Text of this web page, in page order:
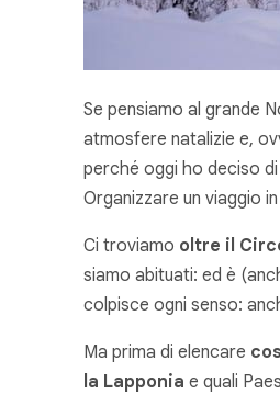
Se pensiamo al grande
atmosfere natalizie e,
perché oggi ho deciso
Organizzare un viaggio
Ci troviamo oltre il
siamo abituati: ed è
colpisce ogni senso:
Ma prima di elencare
la Lapponia e quali